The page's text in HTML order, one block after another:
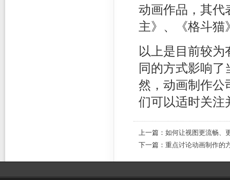
动画作品，其代
主》、《格斗猫
以上是目前较
同的方式影响
然，动画制作公
们可以适时关注
上一篇： 如何让视图更流畅、
下一篇： 重点讨论动画制作的